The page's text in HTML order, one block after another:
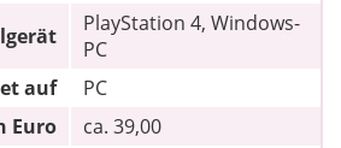
PlayStation 4, Windows-
PC
auf
PC
Euro
ca. 39,00